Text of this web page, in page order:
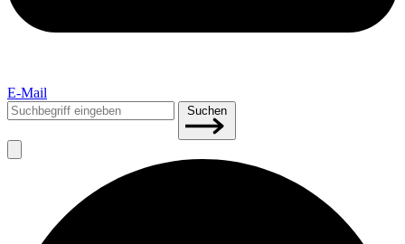
E-Mail
Suchen
nach:
Suchen